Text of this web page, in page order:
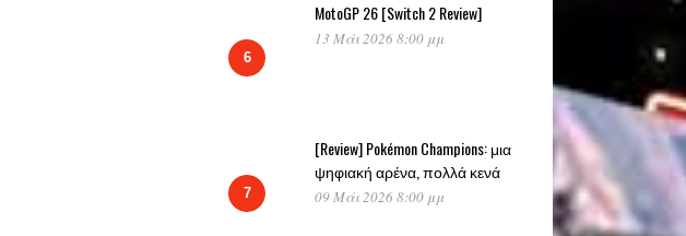
6
MotoGP 26 [Switch 2 Review]
13 Μάι 2026 8:00 μμ
7
[Review] Pokémon Champions: μια
ψηφιακή αρένα, πολλά κενά
09 Μάι 2026 8:00 μμ